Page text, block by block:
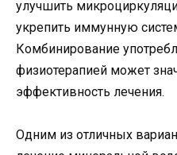
улучшить
укрепить иммунную
Комбинирование
физиотерапией может
эффективность лечения.
Одним из отличных